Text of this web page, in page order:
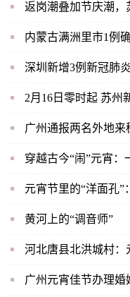
返岗潮叠加节庆潮，
内蒙古满洲里市1例
深圳新增3例新冠肺
2月16日零时起 苏州
广州通报两名外地
穿越古今“闹”元宵：
元宵节里的“洋面孔”
黄河上的“调音师”
河北唐县北洪城村：
广州元宵佳节办理婚